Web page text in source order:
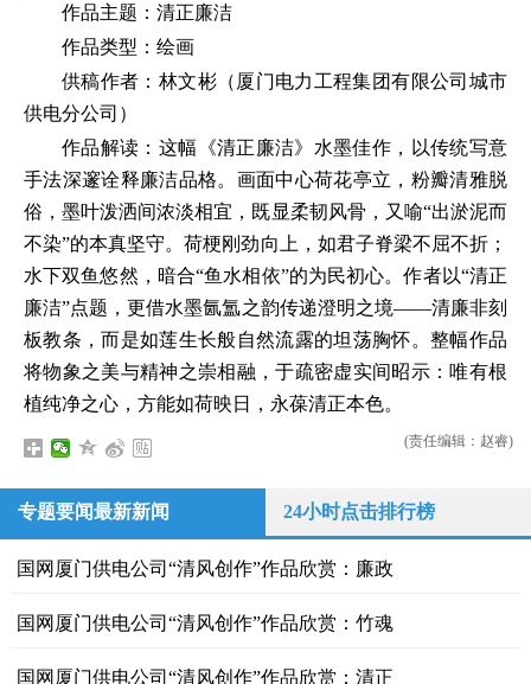
作品主题：清正廉洁
作品类型：绘画
供稿作者：林文彬（厦门电力工程集团有限公司城市
供电分公司）
作品解读：这幅《清正廉洁》水墨佳作，以传统写意
手法深邃诠释廉洁品格。画面中心荷花亭立，粉瓣清雅脱
俗，墨叶泼洒间浓淡相宜，既显柔韧风骨，又喻“出淤泥而
不染”的本真坚守。荷梗刚劲向上，如君子脊梁不屈不折；
水下双鱼悠然，暗合“鱼水相依”的为民初心。作者以“清正
廉洁”点题，更借水墨氤氲之韵传递澄明之境——清廉非刻
板教条，而是如莲生长般自然流露的坦荡胸怀。整幅作品
将物象之美与精神之崇相融，于疏密虚实间昭示：唯有根
植纯净之心，方能如荷映日，永葆清正本色。
(责任编辑：赵睿)
专题要闻最新新闻 24小时点击排行榜
国网厦门供电公司“清风创作”作品欣赏：廉政
国网厦门供电公司“清风创作”作品欣赏：竹魂
国网厦门供电公司“清风创作”作品欣赏：清正